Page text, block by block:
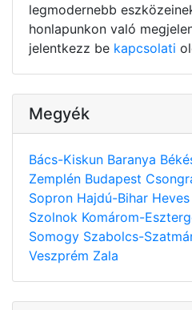
legmodernebb
honlapunkon való
jelentkezz be kapcsolati
Megyék
Bács-Kiskun Baranya
Zemplén Budapest
Sopron Hajdú-Bihar Heves
Szolnok Komárom-
Somogy Szabolcs-
Veszprém Zala